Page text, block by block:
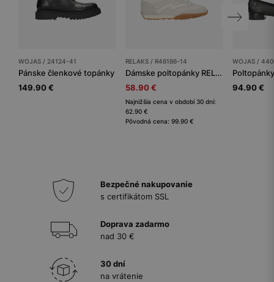
WOJAS / 24124-41
Pánske členkové topánky
149.90 €
RELAKS / R46186-14
Dámske poltopánky RELAKS
58.90 €
Najnižšia cena v období 30 dní:
62.90 €
Pôvodná cena: 99.90 €
WOJAS /
94.90 €
Bezpečné nakupovanie
s certifikátom SSL
Doprava zadarmo
nad 30 €
30 dní
na vrátenie